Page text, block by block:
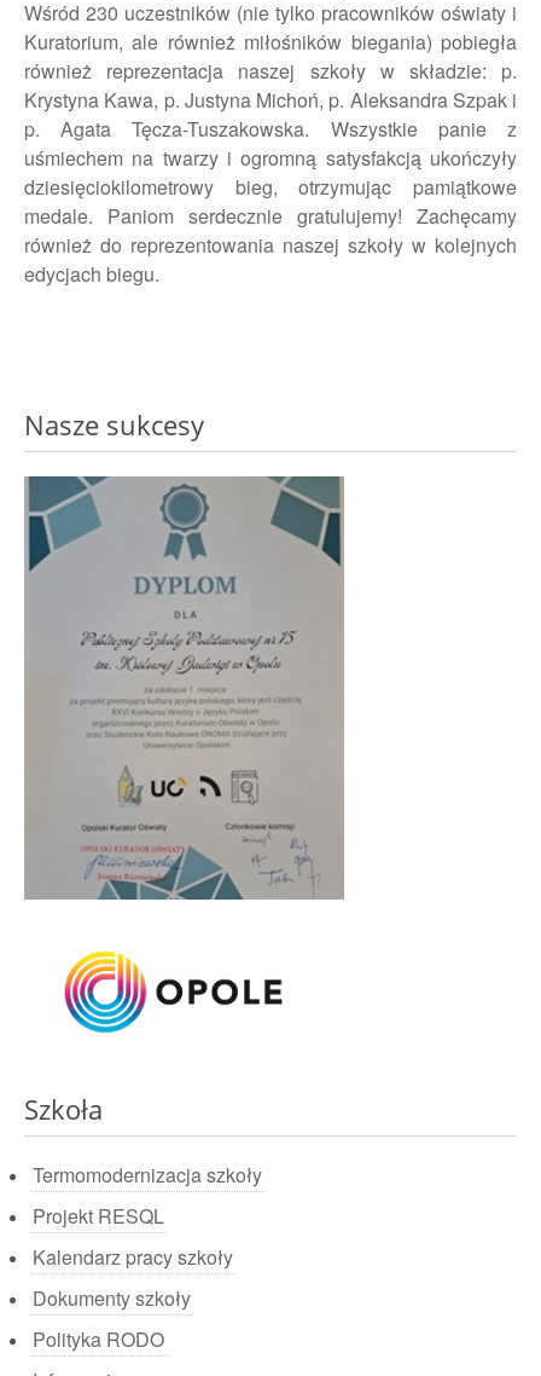
Wśród 230 uczestników (nie tylko pracowników oświaty i
Kuratorium, ale również miłośników biegania) pobiegła
również reprezentacja naszej szkoły w składzie: p.
Krystyna Kawa, p. Justyna Michoń, p. Aleksandra Szpak i
p. Agata Tęcza-Tuszakowska. Wszystkie panie z
uśmiechem na twarzy i ogromną satysfakcją ukończyły
dziesięciokilometrowy bieg, otrzymując pamiątkowe
medale. Paniom serdecznie gratulujemy! Zachęcamy
również do reprezentowania naszej szkoły w kolejnych
edycjach biegu.
Nasze sukcesy
Szkoła
Termomodernizacja szkoły
Projekt RESQL
Kalendarz pracy szkoły
Dokumenty szkoły
Polityka RODO